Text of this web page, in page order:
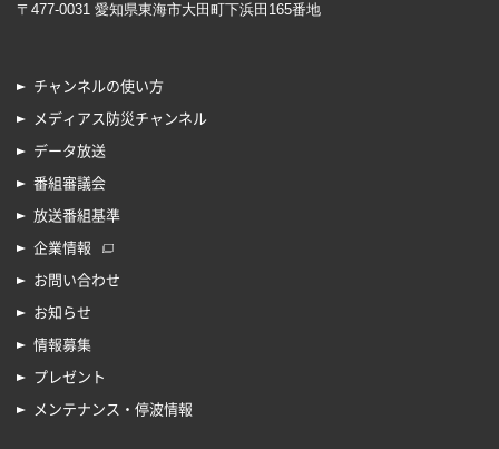
〒477-0031 愛知県東海市大田町下浜田165番地
チャンネルの使い方
メディアス防災チャンネル
データ放送
番組審議会
放送番組基準
企業情報
お問い合わせ
お知らせ
情報募集
プレゼント
メンテナンス・停波情報